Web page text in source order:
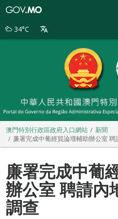
別
34°C
澳門特別行政區政府入口網站
新聞
廉署完成中葡經貿論壇輔助辦公室
廉署完成中葡
辦公室 聘請內
調查